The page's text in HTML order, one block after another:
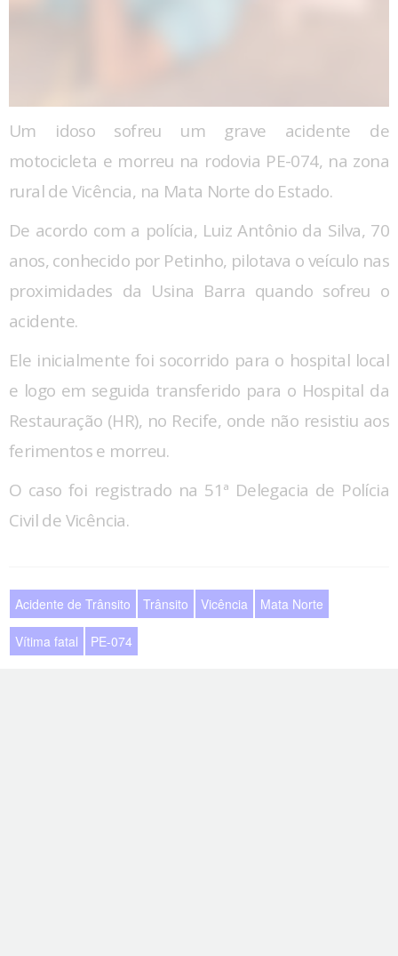
Um idoso sofreu um grave acidente de
motocicleta e morreu na rodovia PE-074, na zona
rural de Vicência, na Mata Norte do Estado.
De acordo com a polícia, Luiz Antônio da Silva, 70
anos, conhecido por Petinho, pilotava o veículo nas
proximidades da Usina Barra quando sofreu o
acidente.
Ele inicialmente foi socorrido para o hospital local
e logo em seguida transferido para o Hospital da
Restauração (HR), no Recife, onde não resistiu aos
ferimentos e morreu.
O caso foi registrado na 51ª Delegacia de Polícia
Civil de Vicência.
Acidente de Trânsito Trânsito Vicência Mata Norte
Vítima fatal PE-074